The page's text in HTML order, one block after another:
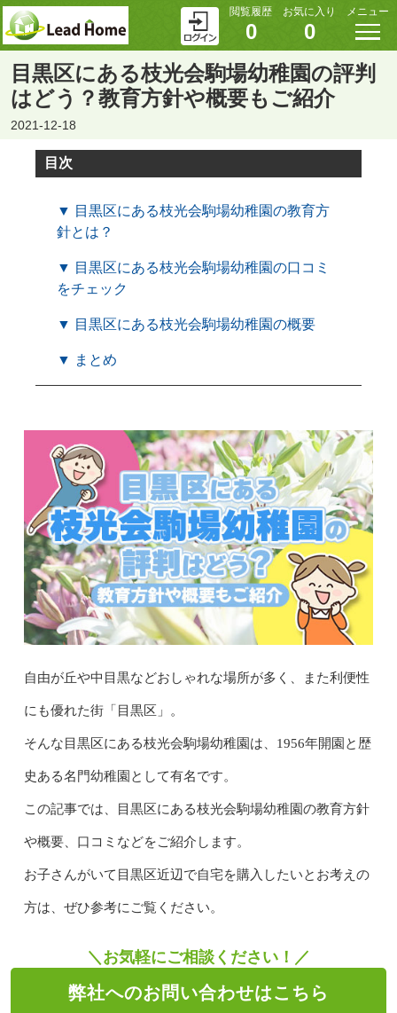
閲覧履歴
0
お気に入り
0
メニュー
目黒区にある枝光会駒場幼稚園の評判
はどう？教育方針や概要もご紹介
2021-12-18
目次
▼ 目黒区にある枝光会駒場幼稚園の教育方
針とは？
▼ 目黒区にある枝光会駒場幼稚園の口コミ
をチェック
▼ 目黒区にある枝光会駒場幼稚園の概要
▼ まとめ
自由が丘や中目黒などおしゃれな場所が多く、また利便性
にも優れた街「目黒区」。
そんな目黒区にある枝光会駒場幼稚園は、1956年開園と歴
史ある名門幼稚園として有名です。
この記事では、目黒区にある枝光会駒場幼稚園の教育方針
や概要、口コミなどをご紹介します。
お子さんがいて目黒区近辺で自宅を購入したいとお考えの
方は、ぜひ参考にご覧ください。
＼お気軽にご相談ください！／
弊社へのお問い合わせはこちら